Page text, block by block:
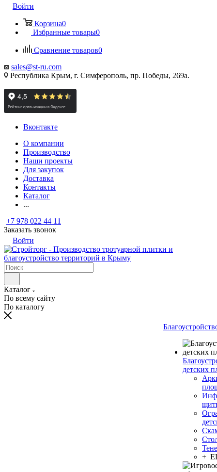
Войти
Корзина0
Избранные товары0
Сравнение товаров0
sales@st-ru.com
Республика Крым, г. Симферополь, пр. Победы, 269а.
Вконтакте
О компании
Производство
Наши проекты
Для закупок
Доставка
Контакты
Каталог
...
+7 978 022 44 11
Заказать звонок
Войти
Каталог
По всему сайту
По каталогу
детских
+